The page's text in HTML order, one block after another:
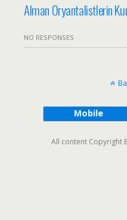
Alman Oryantalistlerin
NO RESPONSES
Mobile
All content Copyright